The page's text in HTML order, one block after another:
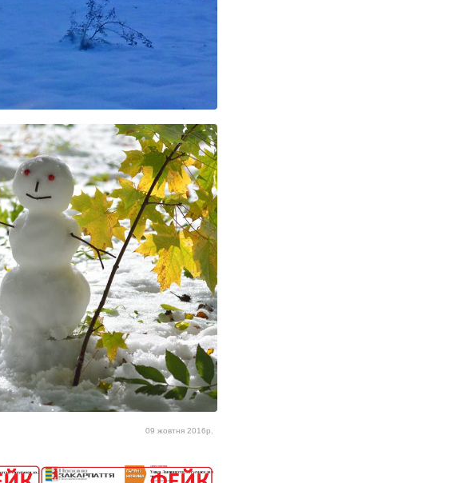
09 жовтня 2016р.